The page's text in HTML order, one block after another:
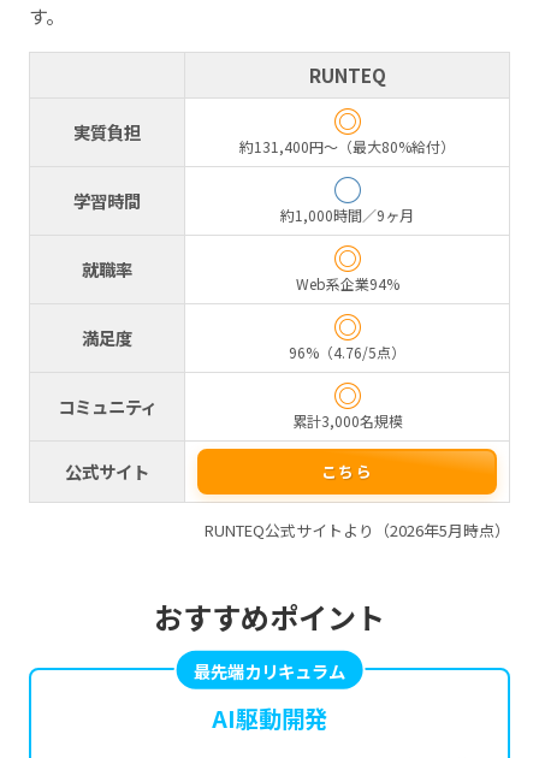
す。
RUNTEQ
実質負担 ◎
約131,400円〜（最大80%給付）
学習時間 ○
約1,000時間／9ヶ月
就職率 ◎
Web系企業94%
満足度 ◎
96%（4.76/5点）
コミュニティ ◎
累計3,000名規模
公式サイト こちら
RUNTEQ公式サイトより（2026年5月時点）
おすすめポイント
最先端カリキュラム
AI駆動開発